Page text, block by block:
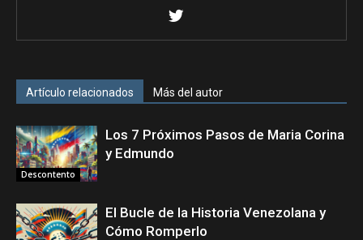
Artículo relacionados Más del autor
Descontento
Los 7 Próximos Pasos de Maria Corina
y Edmundo
El Bucle de la Historia Venezolana y
Cómo Romperlo